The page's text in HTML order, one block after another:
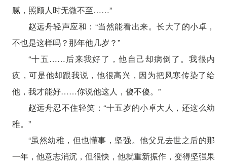
腻，照顾人时无微不至……”
赵远舟轻声应和：“当然能看出来。长大了的小卓，
不也是这样吗？那年他几岁？”
“十五……后来我好了，他自己却病倒了。我很内
疚，可是他却跟我说，他很高兴，因为把风寒传染了给
他，我才能好……你说他这人，傻不傻。”
赵远舟忍不住轻笑：“十五岁的小卓大人，还这么幼
稚。”
“虽然幼稚，但也懂事，坚强。他父兄去世之后的那
一年，他意志消沉，但很快，他就重新振作，变得坚强果